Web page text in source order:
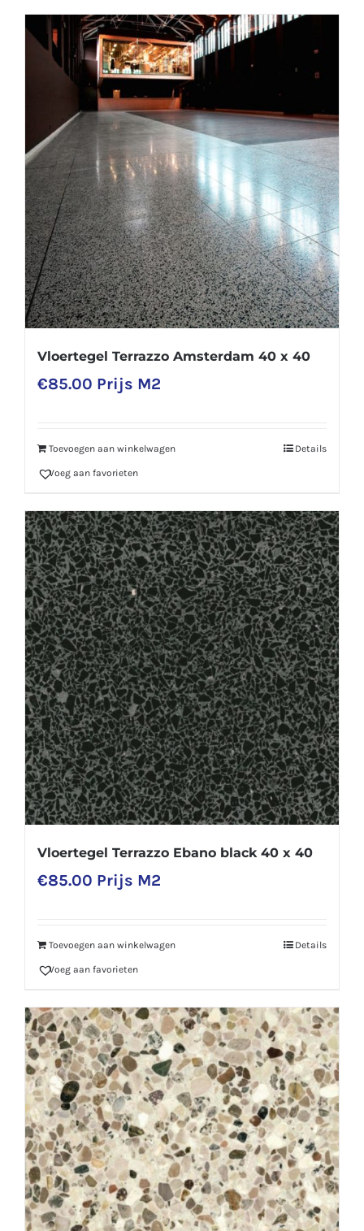
Vloertegel Terrazzo Amsterdam 40 x 40
€85.00 Prijs M2
Toevoegen aan winkelwagen Details
Voeg aan favorieten
Vloertegel Terrazzo Ebano black 40 x 40
€85.00 Prijs M2
Toevoegen aan winkelwagen Details
Voeg aan favorieten